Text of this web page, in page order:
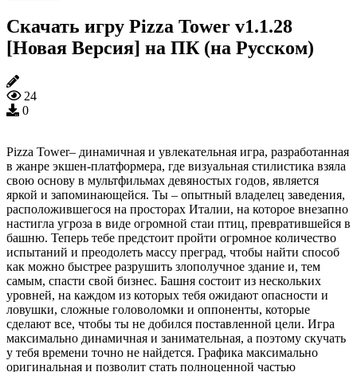
Скачать игру Pizza Tower v1.1.28
[Новая Версия] на ПК (на Русском)
24
0
Pizza Tower– динамичная и увлекательная игра, разработанная
в жанре экшен-платформера, где визуальная стилистика взяла
свою основу в мультфильмах девяностых годов, является
яркой и запоминающейся. Ты – опытный владелец заведения,
расположившегося на просторах Италии, на которое внезапно
настигла угроза в виде огромной стаи птиц, превратившейся в
башню. Теперь тебе предстоит пройти огромное количество
испытаний и преодолеть массу преград, чтобы найти способ
как можно быстрее разрушить злополучное здание и, тем
самым, спасти свой бизнес. Башня состоит из нескольких
уровней, на каждом из которых тебя ожидают опасности и
ловушки, сложные головоломки и оппоненты, которые
сделают все, чтобы ты не добился поставленной цели. Игра
максимально динамичная и занимательная, а поэтому скучать
у тебя времени точно не найдется. Графика максимально
оригинальная и позволит стать полноценной частью